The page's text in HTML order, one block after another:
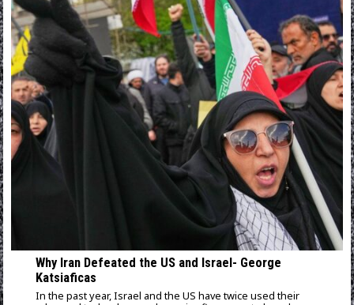
Why Iran Defeated the US and Israel- George
Katsiaficas
In the past year, Israel and the US have twice used their